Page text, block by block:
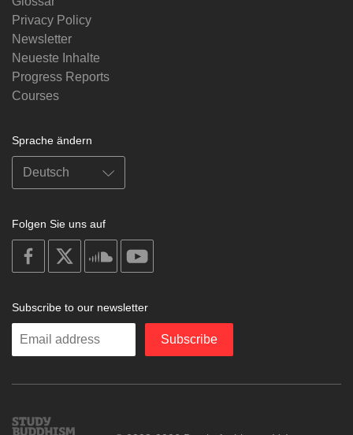
Privacy Policy
Newsletter
Neueste Inhalte
Progress Reports
Courses
Sprache ändern
Folgen Sie uns auf
on
facebook
soundcloud
Subscribe to our newsletter
Enter
Subscribe
Study